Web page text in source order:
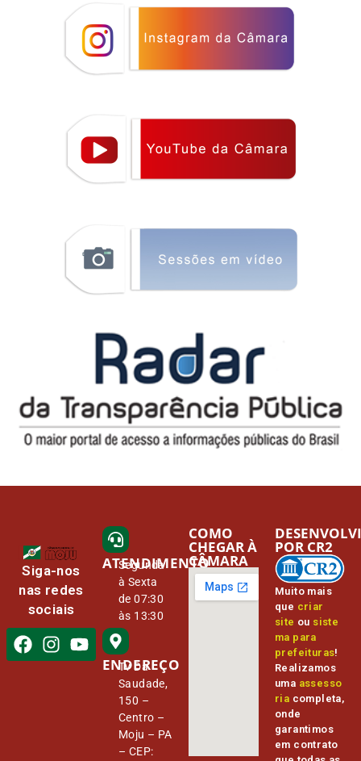
Siga-nos
nas redes
sociais
ATENDIMENTO
Segunda
à Sexta
de 07:30
às 13:30
ENDEREÇO
Tv Da
Saudade,
150 –
Centro –
Moju – PA
– CEP:
COMO
CHEGAR À
CÂMARA
Muito mais
que criar
site ou siste
ma para
prefeituras!
Realizamos
uma assesso
ria completa,
onde
garantimos
em contrato
POR CR2